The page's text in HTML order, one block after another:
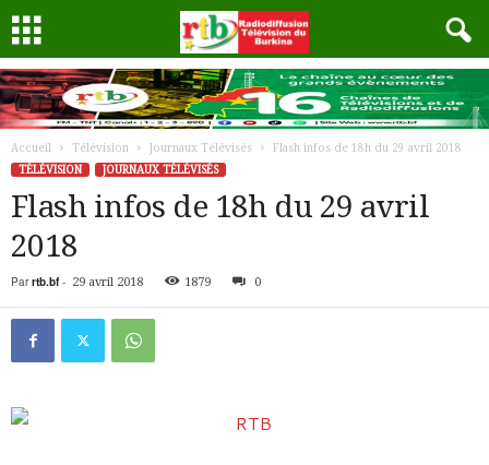
Accueil Télévision Journaux Télévisés
Flash infos de 18h du 29 avril 2018
TÉLÉVISION
JOURNAUX TÉLÉVISÉS
Flash infos de 18h du 29 avril
2018
Par rtb.bf- 29 avril 2018 1879 0